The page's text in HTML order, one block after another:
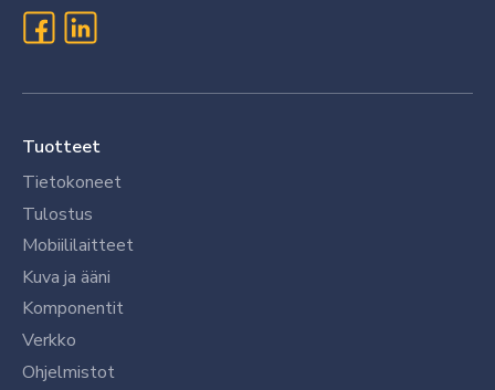
Tuotteet
Tietokoneet
Tulostus
Mobiililaitteet
Kuva ja ääni
Komponentit
Verkko
Ohjelmistot